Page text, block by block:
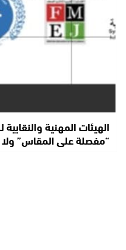
الهيئات المهنية
“مفصلة على المقاس”